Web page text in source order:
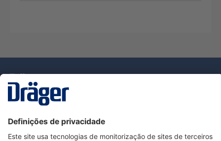
Serviço de Apoio ao Cliente Dräger
Utilização da loja